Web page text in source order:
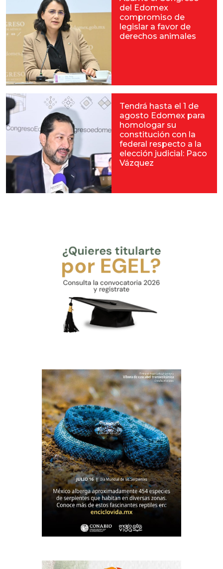
del Edomex
compromiso de
legislar a favor de
derechos animales
Tendrá hasta el 1 de
agosto Edomex para
homologar su
constitución con la
federal respecto a la
elección judicial: Paco
Vázquez